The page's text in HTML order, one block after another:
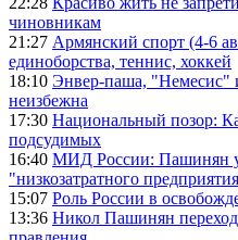
чиновникам
21:27 Армянский спорт (4-6
единоборства, теннис, хоккей
18:10 Энвер-паша, "Немесис"
неизбежна
17:30 Национальный позор:
подсудимых
16:40 МИД России: Пашинян
"низкозатратного
15:07 Роль России в
13:36 Никол Пашинян